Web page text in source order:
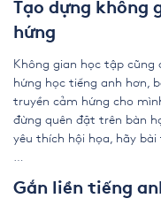
Tạo dựng không
hứng
Không gian học tập
hứng học tiếng anh hơn,
truyền cảm hứng cho
đừng quên đặt trên bàn
yêu thích hội họa, hãy
Gắn liền tiếng